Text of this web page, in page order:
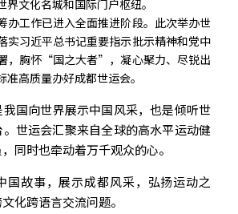
文化名城和国际门户枢纽。
办工作已进入全面推进阶段。此次举办世
实习近平总书记重要指示批示精神和党中
，胸怀“国之大者”，凝心聚力、尽锐出
高质量办好成都世运会。
我国向世界展示中国风采，也是倾听世
世运会汇聚来自全球的高水平运动健
同时也牵动着万千观众的心。
国故事，展示成都风采，弘扬运动之
化跨语言交流问题。